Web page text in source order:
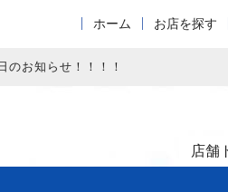
ホーム お店を探す
のお知らせ！！！！
店舗